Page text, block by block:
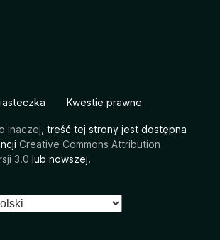
Kwestie prawne
inaczej , treść tej strony jest dostępna
Creative Commons Attribution
3.0 lub nowszej.